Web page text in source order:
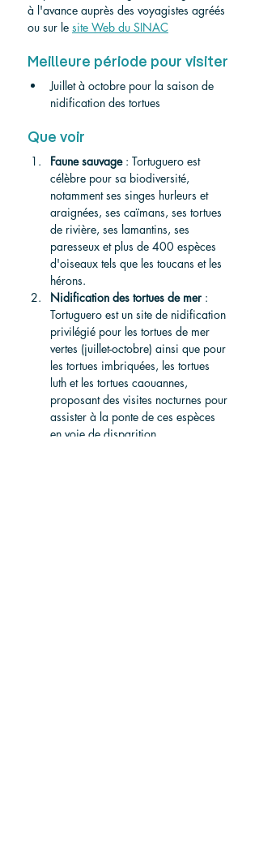
à l'avance auprès des voyagistes agréés
ou sur le site Web du SINAC
Meilleure période pour visiter
Juillet à octobre pour la saison de
nidification des tortues
Que voir
Faune sauvage : Tortuguero est
célèbre pour sa biodiversité,
notamment ses singes hurleurs et
araignées, ses caïmans, ses tortues
de rivière, ses lamantins, ses
paresseux et plus de 400 espèces
d'oiseaux tels que les toucans et les
hérons.
Nidification des tortues de mer :
Tortuguero est un site de nidification
privilégié pour les tortues de mer
vertes (juillet-octobre) ainsi que pour
les tortues imbriquées, les tortues
luth et les tortues caouannes,
proposant des visites nocturnes pour
assister à la ponte de ces espèces
en voie de disparition.